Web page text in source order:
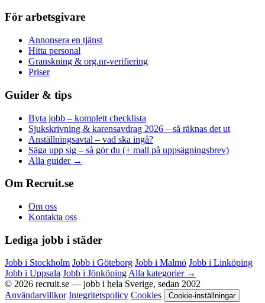
För arbetsgivare
Annonsera en tjänst
Hitta personal
Granskning & org.nr-verifiering
Priser
Guider & tips
Byta jobb – komplett checklista
Sjukskrivning & karensavdrag 2026 – så räknas det ut
Anställningsavtal – vad ska ingå?
Säga upp sig – så gör du (+ mall på uppsägningsbrev)
Alla guider →
Om Recruit.se
Om oss
Kontakta oss
Lediga jobb i städer
Jobb i Stockholm Jobb i Göteborg Jobb i Malmö Jobb i Linköping
Jobb i Uppsala Jobb i Jönköping Alla kategorier →
© 2026 recruit.se — jobb i hela Sverige, sedan 2002
Användarvillkor Integritetspolicy Cookies Cookie-inställningar